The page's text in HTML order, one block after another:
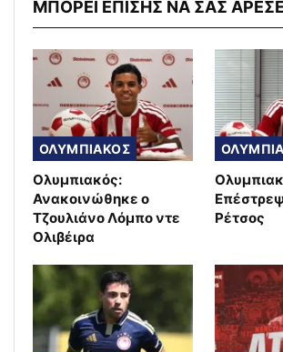
ΜΠΟΡΕΙ ΕΠΙΣΗΣ ΝΑ ΣΑΣ
ΟΛΥΜΠΙΑΚΟΣ
Ολυμπιακός:
Ανακοινώθηκε ο
Τζουλιάνο Λόμπο ντε
Ολιβέιρα
Ρέτσος